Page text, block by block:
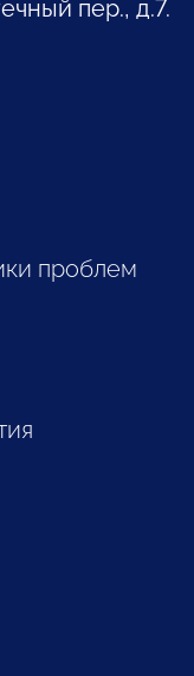
пер., д.7.
проблем